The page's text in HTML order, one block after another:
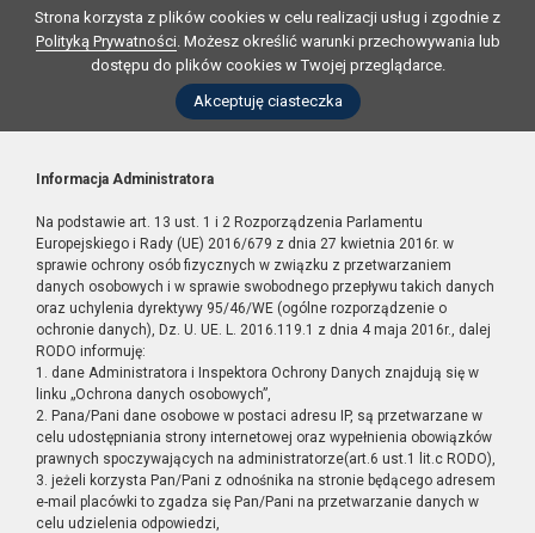
Strona korzysta z plików cookies w celu realizacji usług i zgodnie z
Polityką Prywatności. Możesz określić warunki przechowywania lub
dostępu do plików cookies w Twojej przeglądarce.
Akceptuję ciasteczka
Informacja Administratora
Na podstawie art. 13 ust. 1 i 2 Rozporządzenia Parlamentu
Europejskiego i Rady (UE) 2016/679 z dnia 27 kwietnia 2016r. w
sprawie ochrony osób fizycznych w związku z przetwarzaniem
danych osobowych i w sprawie swobodnego przepływu takich danych
oraz uchylenia dyrektywy 95/46/WE (ogólne rozporządzenie o
ochronie danych), Dz. U. UE. L. 2016.119.1 z dnia 4 maja 2016r., dalej
RODO informuję:
1. dane Administratora i Inspektora Ochrony Danych znajdują się w
linku „Ochrona danych osobowych”,
2. Pana/Pani dane osobowe w postaci adresu IP, są przetwarzane w
celu udostępniania strony internetowej oraz wypełnienia obowiązków
prawnych spoczywających na administratorze(art.6 ust.1 lit.c RODO),
3. jeżeli korzysta Pan/Pani z odnośnika na stronie będącego adresem
e-mail placówki to zgadza się Pan/Pani na przetwarzanie danych w
celu udzielenia odpowiedzi,